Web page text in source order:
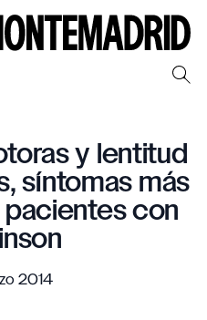
y lentitud
síntomas más
con
2014